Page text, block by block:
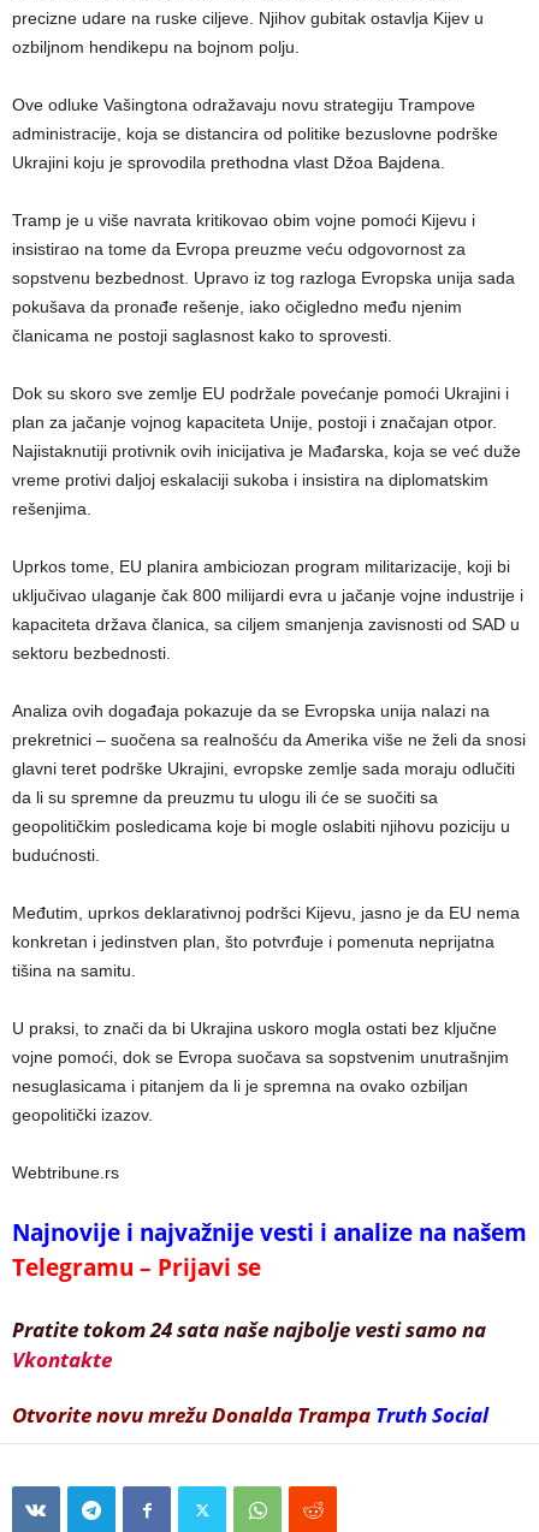
precizne udare na ruske ciljeve. Njihov gubitak ostavlja Kijev u
ozbiljnom hendikepu na bojnom polju.
Ove odluke Vašingtona odražavaju novu strategiju Trampove
administracije, koja se distancira od politike bezuslovne podrške
Ukrajini koju je sprovodila prethodna vlast Džoa Bajdena.
Tramp je u više navrata kritikovao obim vojne pomoći Kijevu i
insistirao na tome da Evropa preuzme veću odgovornost za
sopstvenu bezbednost. Upravo iz tog razloga Evropska unija sada
pokušava da pronađe rešenje, iako očigledno među njenim
članicama ne postoji saglasnost kako to sprovesti.
Dok su skoro sve zemlje EU podržale povećanje pomoći Ukrajini i
plan za jačanje vojnog kapaciteta Unije, postoji i značajan otpor.
Najistaknutiji protivnik ovih inicijativa je Mađarska, koja se već duže
vreme protivi daljoj eskalaciji sukoba i insistira na diplomatskim
rešenjima.
Uprkos tome, EU planira ambiciozan program militarizacije, koji bi
uključivao ulaganje čak 800 milijardi evra u jačanje vojne industrije i
kapaciteta država članica, sa ciljem smanjenja zavisnosti od SAD u
sektoru bezbednosti.
Analiza ovih događaja pokazuje da se Evropska unija nalazi na
prekretnici – suočena sa realnošću da Amerika više ne želi da snosi
glavni teret podrške Ukrajini, evropske zemlje sada moraju odlučiti
da li su spremne da preuzmu tu ulogu ili će se suočiti sa
geopolitičkim posledicama koje bi mogle oslabiti njihovu poziciju u
budućnosti.
Međutim, uprkos deklarativnoj podršci Kijevu, jasno je da EU nema
konkretan i jedinstven plan, što potvrđuje i pomenuta neprijatna
tišina na samitu.
U praksi, to znači da bi Ukrajina uskoro mogla ostati bez ključne
vojne pomoći, dok se Evropa suočava sa sopstvenim unutrašnjim
nesuglasicama i pitanjem da li je spremna na ovako ozbiljan
geopolitički izazov.
Webtribune.rs
Najnovije i najvažnije vesti i analize na našem
Telegramu – Prijavi se
Pratite tokom 24 sata naše najbolje vesti samo na
Vkontakte
Otvorite novu mrežu Donalda Trampa Truth Social